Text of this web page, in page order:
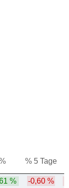
% 5 Tage
% -0,60 %